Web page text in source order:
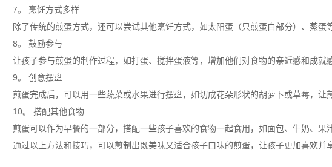
7。 烹饪方式多样
除了传统的煎蛋方式，还可以尝试其他烹饪方式，如太阳蛋（只煎蛋白部分）、蒸蛋
8。 鼓励参与
让孩子参与煎蛋的制作过程，如打蛋、搅拌蛋液等，增加他们对食物的亲近感和成就感
9。 创意摆盘
煎蛋完成后，可以用一些蔬菜或水果进行摆盘，如切成花朵形状的胡萝卜或草莓，让
10。 搭配其他食物
煎蛋可以作为早餐的一部分，搭配一些孩子喜欢的食物一起食用，如面包、牛奶、果
通过以上方法和技巧，可以煎制出既美味又适合孩子口味的煎蛋，让孩子更加喜欢并享